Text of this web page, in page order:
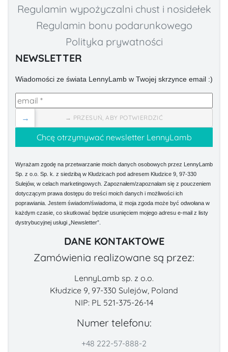
Regulamin wypożyczalni chust i nosidełek
Regulamin bonu podarunkowego
Polityka prywatności
NEWSLETTER
Wiadomości ze świata LennyLamb w Twojej skrzynce email :)
→ PRZESUŃ, ABY POTWIERDZIĆ
→
Wyrażam zgodę na przetwarzanie moich danych osobowych przez LennyLamb
Sp. z o.o. Sp. k. z siedzibą w Kłudzicach pod adresem Kłudzice 9, 97-330
Sulejów, w celach marketingowych. Zapoznałem/zapoznałam się z pouczeniem
dotyczącym prawa dostępu do treści moich danych i możliwości ich
poprawiania. Jestem świadom/świadoma, iż moja zgoda może być odwołana w
każdym czasie, co skutkować będzie usunięciem mojego adresu e-mail z listy
dystrybucyjnej usługi „Newsletter”.
DANE KONTAKTOWE
Zamówienia realizowane są przez:
LennyLamb sp. z o.o.
Kłudzice 9, 97-330 Sulejów, Poland
NIP: PL 521-375-26-14
Numer telefonu:
+48 222-57-888-2